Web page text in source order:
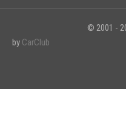
© 2001 -
by CarClub